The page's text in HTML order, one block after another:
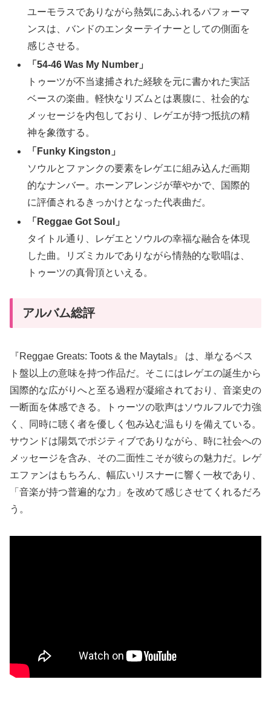
ユーモラスでありながら熱気にあふれるパフォーマ
ンスは、バンドのエンターテイナーとしての側面を
感じさせる。
「54-46 Was My Number」
トゥーツが不当逮捕された経験を元に書かれた実話
ベースの楽曲。軽快なリズムとは裏腹に、社会的な
メッセージを内包しており、レゲエが持つ抵抗の精
神を象徴する。
「Funky Kingston」
ソウルとファンクの要素をレゲエに組み込んだ画期
的なナンバー。ホーンアレンジが華やかで、国際的
に評価されるきっかけとなった代表曲だ。
「Reggae Got Soul」
タイトル通り、レゲエとソウルの幸福な融合を体現
した曲。リズミカルでありながら情熱的な歌唱は、
トゥーツの真骨頂といえる。
アルバム総評
『Reggae Greats: Toots & the Maytals』 は、単なるベス
ト盤以上の意味を持つ作品だ。そこにはレゲエの誕生から
国際的な広がりへと至る過程が凝縮されており、音楽史の
一断面を体感できる。トゥーツの歌声はソウルフルで力強
く、同時に聴く者を優しく包み込む温もりを備えている。
サウンドは陽気でポジティブでありながら、時に社会への
メッセージを含み、その二面性こそが彼らの魅力だ。レゲ
エファンはもちろん、幅広いリスナーに響く一枚であり、
「音楽が持つ普遍的な力」を改めて感じさせてくれるだろ
う。